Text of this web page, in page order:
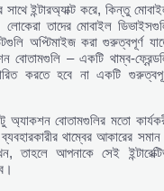
ইন্টারঅ্যাক্ট করে, কিন্তু
তাদের মোবাইল
অপ্টিমাইজ করা গুরুত্বপূর্ণ
– একটি থাম্ব-
করতে হবে না একটি
অ্যাকশন বোতামগুলির মতো
থাম্বের আকারের
তাহলে আপনাকে সেই